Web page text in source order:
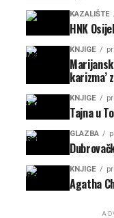
KAZALIŠTE
HNK
KNJIGE
karizma’
KNJIGE
Tajna u
GLAZBA
KNJIGE
Agatha